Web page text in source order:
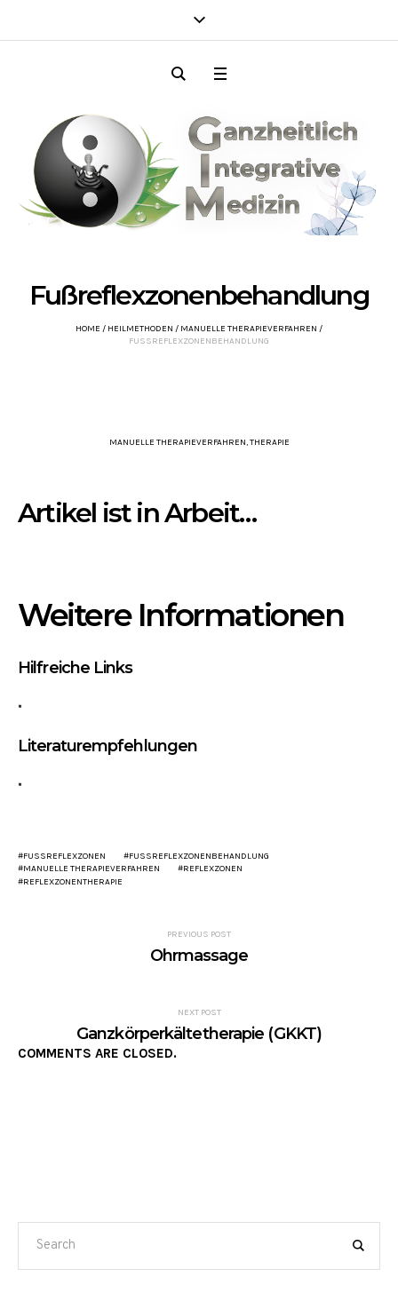
Fußreflexzonenbehandlung
HOME / HEILMETHODEN / MANUELLE THERAPIEVERFAHREN /
FUSSREFLEXZONENBEHANDLUNG
MANUELLE THERAPIEVERFAHREN,THERAPIE
Artikel ist in Arbeit…
Weitere Informationen
Hilfreiche Links
Literaturempfehlungen
FUSSREFLEXZONEN
FUSSREFLEXZONENBEHANDLUNG
MANUELLE THERAPIEVERFAHREN
REFLEXZONEN
REFLEXZONENTHERAPIE
PREVIOUS POST
Ohrmassage
NEXT POST
Ganzkörperkältetherapie (GKKT)
COMMENTS ARE CLOSED.